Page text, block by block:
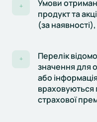
+
Умови
продукт та
(за
+
Перелік
значення для
або
враховуються
страхової